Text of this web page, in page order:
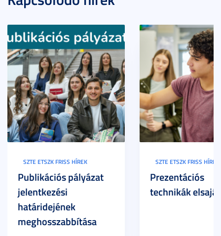
SZTE ETSZK FRISS HÍREK
Publikációs pályázat
jelentkezési
határidejének
meghosszabbítása
SZTE ETSZK FRISS HÍREK
Prezentációs
technikák